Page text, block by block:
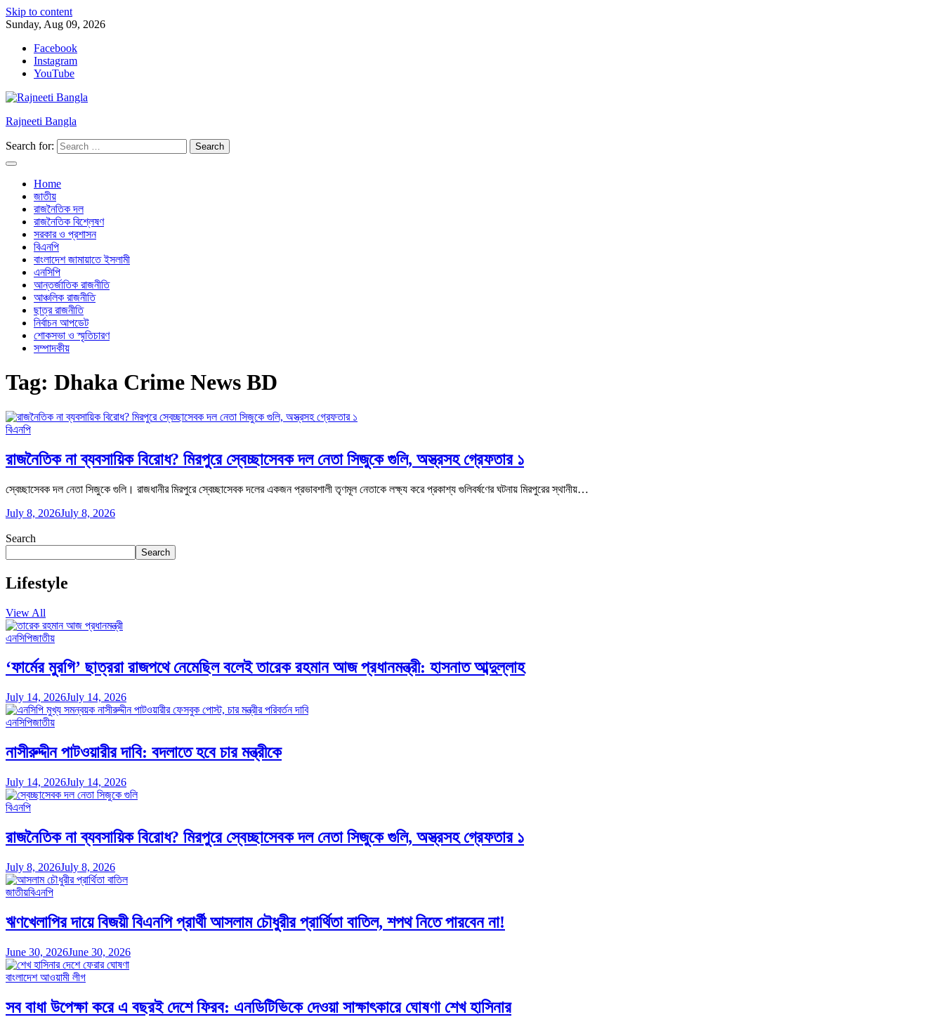
Skip to content
Sunday, Aug 09, 2026
Facebook
Instagram
YouTube
Rajneeti Bangla
Search for:
Home
জাতীয়
রাজনৈতিক দল
রাজনৈতিক বিশ্লেষণ
সরকার ও প্রশাসন
বিএনপি
বাংলাদেশ জামায়াতে ইসলামী
এনসিপি
আন্তর্জাতিক রাজনীতি
আঞ্চলিক রাজনীতি
ছাত্র রাজনীতি
নির্বাচন আপডেট
শোকসভা ও স্মৃতিচারণ
সম্পাদকীয়
Tag: Dhaka Crime News BD
বিএনপি
রাজনৈতিক না ব্যবসায়িক বিরোধ? মিরপুরে স্বেচ্ছাসেবক দল নেতা সিজুকে গুলি, অস্ত্রসহ গ্রেফতার ১
স্বেচ্ছাসেবক দল নেতা সিজুকে গুলি। রাজধানীর মিরপুরে স্বেচ্ছাসেবক দলের একজন প্রভাবশালী তৃণমূল নেতাকে লক্ষ্য করে প্রকাশ্য গুলিবর্ষণের ঘটনায় মিরপুরের স্থানীয়…
July 8, 2026July 8, 2026
Search
Search
Lifestyle
View All
এনসিপিজাতীয়
‘ফার্মের মুরগি’ ছাত্ররা রাজপথে নেমেছিল বলেই তারেক রহমান আজ প্রধানমন্ত্রী: হাসনাত আব্দুল্লাহ
July 14, 2026July 14, 2026
এনসিপিজাতীয়
নাসীরুদ্দীন পাটওয়ারীর দাবি: বদলাতে হবে চার মন্ত্রীকে
July 14, 2026July 14, 2026
বিএনপি
রাজনৈতিক না ব্যবসায়িক বিরোধ? মিরপুরে স্বেচ্ছাসেবক দল নেতা সিজুকে গুলি, অস্ত্রসহ গ্রেফতার ১
July 8, 2026July 8, 2026
জাতীয়বিএনপি
ঋণখেলাপির দায়ে বিজয়ী বিএনপি প্রার্থী আসলাম চৌধুরীর প্রার্থিতা বাতিল, শপথ নিতে পারবেন না!
June 30, 2026June 30, 2026
বাংলাদেশ আওয়ামী লীগ
সব বাধা উপেক্ষা করে এ বছরই দেশে ফিরব: এনডিটিভিকে দেওয়া সাক্ষাৎকারে ঘোষণা শেখ হাসিনার